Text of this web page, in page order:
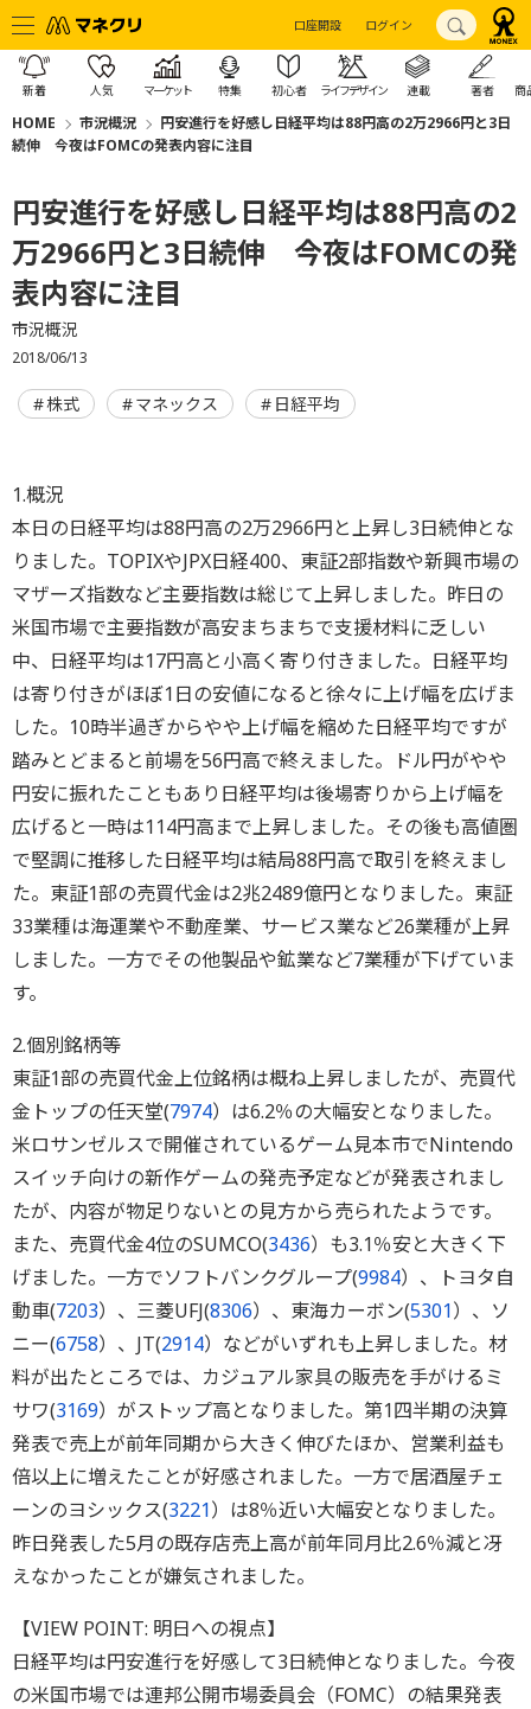
口座開設 ログイン
新着 人気 マーケット 特集 初心者 ライフデザイン 連載 著者 商
HOME 市況概況
円安進行を好感し日経平均は88円高の2万2966円と3日
続伸 今夜はFOMCの発表内容に注目
円安進行を好感し日経平均は88円高の2
万2966円と3日続伸 今夜はFOMCの発
表内容に注目
市況概況
2018/06/13
株式 マネックス 日経平均
1.概況
本日の日経平均は88円高の2万2966円と上昇し3日続伸とな
りました。TOPIXやJPX日経400、東証2部指数や新興市場の
マザーズ指数など主要指数は総じて上昇しました。昨日の
米国市場で主要指数が高安まちまちで支援材料に乏しい
中、日経平均は17円高と小高く寄り付きました。日経平均
は寄り付きがほぼ1日の安値になると徐々に上げ幅を広げま
した。10時半過ぎからやや上げ幅を縮めた日経平均ですが
踏みとどまると前場を56円高で終えました。ドル円がやや
円安に振れたこともあり日経平均は後場寄りから上げ幅を
広げると一時は114円高まで上昇しました。その後も高値圏
で堅調に推移した日経平均は結局88円高で取引を終えまし
た。東証1部の売買代金は2兆2489億円となりました。東証
33業種は海運業や不動産業、サービス業など26業種が上昇
しました。一方でその他製品や鉱業など7業種が下げていま
す。
2.個別銘柄等
東証1部の売買代金上位銘柄は概ね上昇しましたが、売買代
金トップの任天堂(7974）は6.2％の大幅安となりました。
米ロサンゼルスで開催されているゲーム見本市でNintendo
スイッチ向けの新作ゲームの発売予定などが発表されまし
たが、内容が物足りないとの見方から売られたようです。
また、売買代金4位のSUMCO(3436）も3.1％安と大きく下
げました。一方でソフトバンクグループ(9984）、トヨタ自
動車(7203）、三菱UFJ(8306）、東海カーボン(5301）、ソ
ニー(6758）、JT(2914）などがいずれも上昇しました。材
料が出たところでは、カジュアル家具の販売を手がけるミ
サワ(3169）がストップ高となりました。第1四半期の決算
発表で売上が前年同期から大きく伸びたほか、営業利益も
倍以上に増えたことが好感されました。一方で居酒屋チェ
ーンのヨシックス(3221）は8％近い大幅安となりました。
昨日発表した5月の既存店売上高が前年同月比2.6％減と冴
えなかったことが嫌気されました。
【VIEW POINT: 明日への視点】
日経平均は円安進行を好感して3日続伸となりました。今夜
の米国市場では連邦公開市場委員会（FOMC）の結果発表